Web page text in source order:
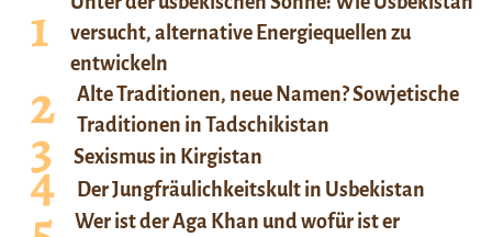
versucht, alternative Energiequellen zu
entwickeln
Alte Traditionen, neue Namen? Sowjetische
Traditionen in Tadschikistan
Sexismus in Kirgistan
Der Jungfräulichkeitskult in Usbekistan
Wer ist der Aga Khan und wofür ist er